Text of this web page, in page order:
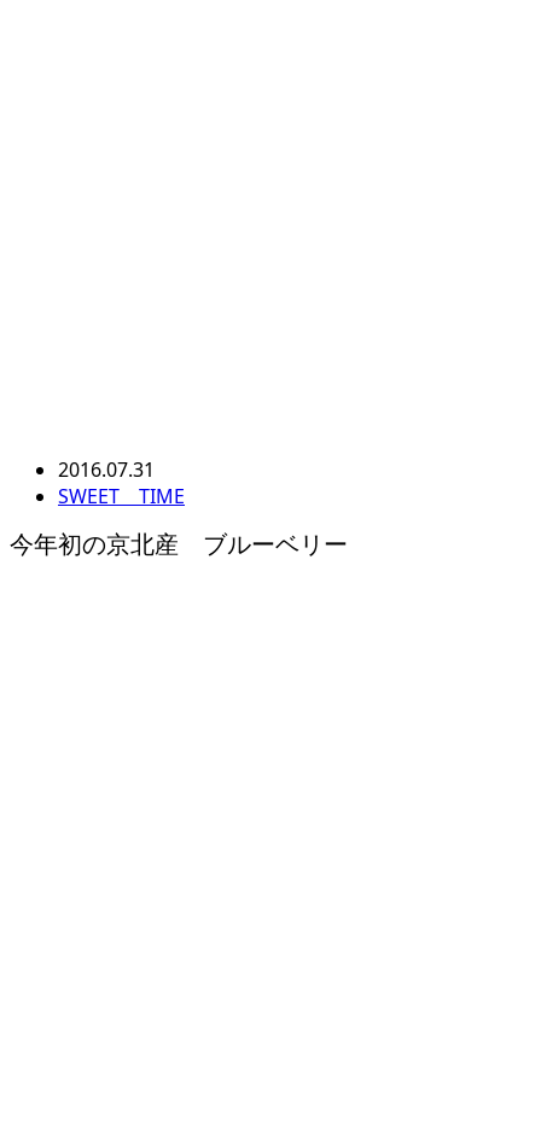
2016.07.31
SWEET TIME
今年初の京北産 ブルーベリー